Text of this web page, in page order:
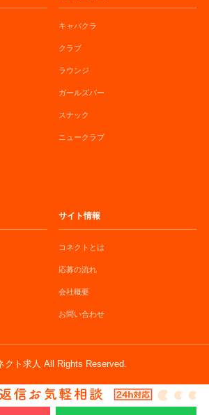
キャバクラ
クラブ
ラウンジ
ガールズバー
スナック
ニュークラブ
サイト情報
コネクトとは
応募の流れ
会社概要
お問い合わせ
クト求人 All Rights Reserved.